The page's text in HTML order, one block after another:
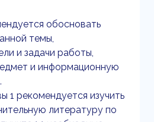
обосновать
темы,
и задачи работы,
и информационную
1 рекомендуется изучить
литературу по